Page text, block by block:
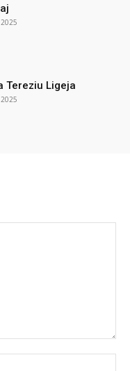
Tereziu Ligeja